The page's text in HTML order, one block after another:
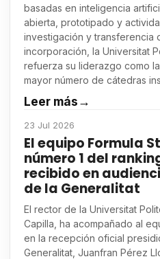
basadas en inteligencia
abierta, prototipado y
investigación y transferencia
incorporación, la Universitat
refuerza su liderazgo como
mayor número de cátedras
Leer más→
23 Jul 2026
El equipo Formula
número 1 del
recibido en
de la Generalitat
El rector de la Universitat
Capilla, ha acompañado al
en la recepción oficial
Generalitat, Juanfran Pérez